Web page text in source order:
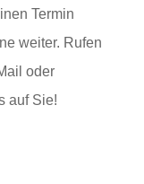
Termin
weiter. Rufen
oder
auf Sie!